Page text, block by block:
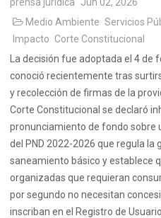
Medio Ambiente Servicios
Impacto Corte Constitucional
La decisión fue adoptada el 4 de
conoció recientemente tras
y recolección de firmas de la
Corte Constitucional se declaró
pronunciamiento de fondo sobre
del PND 2022-2026 que regula la
saneamiento básico y establece
organizadas que requieran
por segundo no necesitan
inscriban en el Registro de